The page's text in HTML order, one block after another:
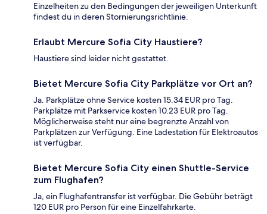
Einzelheiten zu den Bedingungen der jeweiligen Unterkunft
findest du in deren Stornierungsrichtlinie.
Erlaubt Mercure Sofia City Haustiere?
Haustiere sind leider nicht gestattet.
Bietet Mercure Sofia City Parkplätze vor Ort an?
Ja. Parkplätze ohne Service kosten 15.34 EUR pro Tag.
Parkplätze mit Parkservice kosten 10.23 EUR pro Tag.
Möglicherweise steht nur eine begrenzte Anzahl von
Parkplätzen zur Verfügung. Eine Ladestation für Elektroautos
ist verfügbar.
Bietet Mercure Sofia City einen Shuttle-Service
zum Flughafen?
Ja, ein Flughafentransfer ist verfügbar. Die Gebühr beträgt
120 EUR pro Person für eine Einzelfahrkarte.